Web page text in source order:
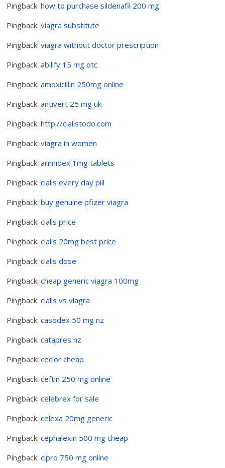
Pingback:how to purchase sildenafil 200 mg
Pingback:viagra substitute
Pingback:viagra without doctor prescription
Pingback:abilify 15 mg otc
Pingback:amoxicillin 250mg online
Pingback:antivert 25 mg uk
Pingback:http://cialistodo.com
Pingback:viagra in women
Pingback:arimidex 1mg tablets
Pingback:cialis every day pill
Pingback:buy genuine pfizer viagra
Pingback:cialis price
Pingback:cialis 20mg best price
Pingback:cialis dose
Pingback:cheap generic viagra 100mg
Pingback:cialis vs viagra
Pingback:casodex 50 mg nz
Pingback:catapres nz
Pingback:ceclor cheap
Pingback:ceftin 250 mg online
Pingback:celebrex for sale
Pingback:celexa 20mg generic
Pingback:cephalexin 500 mg cheap
Pingback:cipro 750 mg online